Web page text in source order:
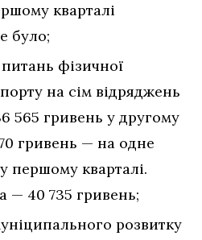
кварталі
було;
фізичної
на сім відряджень
565 гривень у другому
гривень — на одне
першому кварталі.
— 40 735 гривень;
розвитку